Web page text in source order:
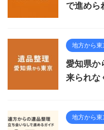
で進めら
地方から
愛知県か
来られな
地方から